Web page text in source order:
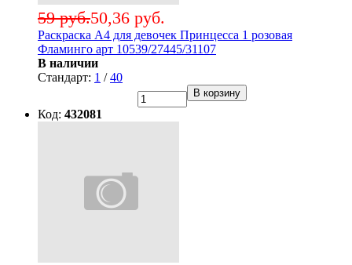
50,36 руб.
59 руб.
Раскраска А4 для девочек Принцесса 1 розовая
Фламинго арт 10539/27445/31107
В наличии
Стандарт: 1 /40
В корзину
Код: 432081